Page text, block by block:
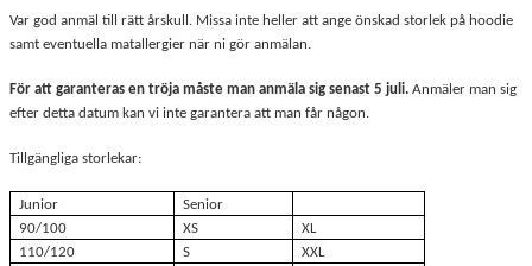
Var god anmäl till rätt årskull. Missa inte heller att ange önskad storlek på hoodie
samt eventuella matallergier när ni gör anmälan.
För att garanteras en tröja måste man anmäla sig senast 5 juli. Anmäler man sig
efter detta datum kan vi inte garantera att man får någon.
Tillgängliga storlekar:
Junior
Senior
90/100
XS
XL
110/120
S
XXL